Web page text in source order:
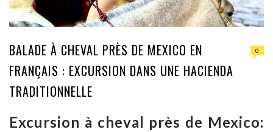
BALADE À CHEVAL PRÈS DE MEXICO EN
FRANÇAIS : EXCURSION DANS UNE HACIENDA
TRADITIONNELLE
0
Excursion à cheval près de Mexico: